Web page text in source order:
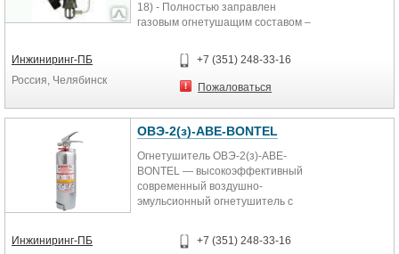
18) - Полностью заправлен
газовым огнетушащим составом –
пожаров...
Инжиниринг-ПБ
Россия, Челябинск
+7 (351) 248-33-16
Пожаловаться
ОВЭ-2(з)-АВЕ-BONTEL
Огнетушитель ОВЭ-2(з)-АВЕ-
BONTEL — высокоэффективный
современный воздушно-
эмульсионный огнетушитель с
предназначенный...
Инжиниринг-ПБ
+7 (351) 248-33-16